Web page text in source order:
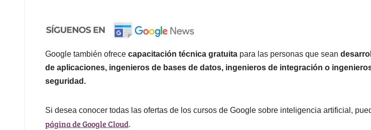
Google también ofrece capacitación técnica gratuita para las personas que sean
de aplicaciones, ingenieros de bases de datos, ingenieros de integración o
seguridad.
Si desea conocer todas las ofertas de los cursos de Google sobre inteligencia artificial,
página de Google Cloud.